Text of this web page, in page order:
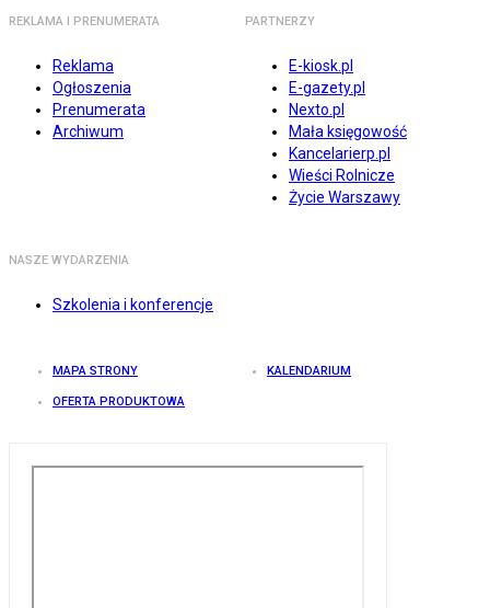
REKLAMA I PRENUMERATA
Reklama
Ogłoszenia
Prenumerata
Archiwum
PARTNERZY
E-kiosk.pl
E-gazety.pl
Nexto.pl
Mała księgowość
Kancelarierp.pl
Wieści Rolnicze
Życie Warszawy
NASZE WYDARZENIA
Szkolenia i konferencje
MAPA STRONY KALENDARIUM
OFERTA PRODUKTOWA